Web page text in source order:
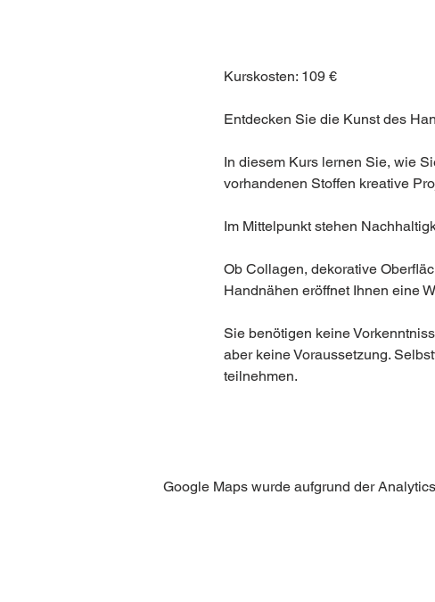
Kurskosten: 109 €
Entdecken Sie die Kunst des
In diesem Kurs lernen Sie, wie
vorhandenen Stoffen kreative
Im Mittelpunkt stehen
Ob Collagen, dekorative
Handnähen eröffnet Ihnen eine
Sie benötigen keine
aber keine Voraussetzung.
teilnehmen.
Google Maps wurde aufgrund der